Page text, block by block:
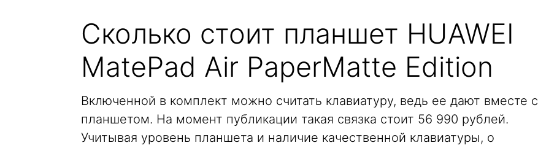
Сколько стоит планшет HUAWEI
MatePad Air PaperMatte Edition
Включенной в комплект можно считать клавиатуру, ведь ее дают вместе с
планшетом. На момент публикации такая связка стоит 56 990 рублей.
Учитывая уровень планшета и наличие качественной клавиатуры, о